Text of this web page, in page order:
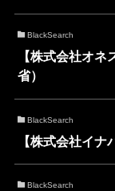
BlackSearch
【株式会社オ
省）
BlackSearch
【株式会社イナ
BlackSearch